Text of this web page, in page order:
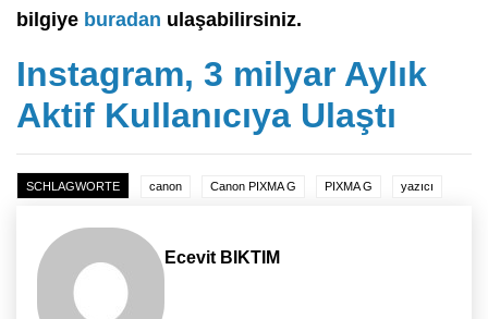
bilgiye buradan ulaşabilirsiniz.
Instagram, 3 milyar Aylık
Aktif Kullanıcıya Ulaştı
SCHLAGWORTE canon Canon PIXMA G PIXMA G yazıcı
Ecevit BIKTIM